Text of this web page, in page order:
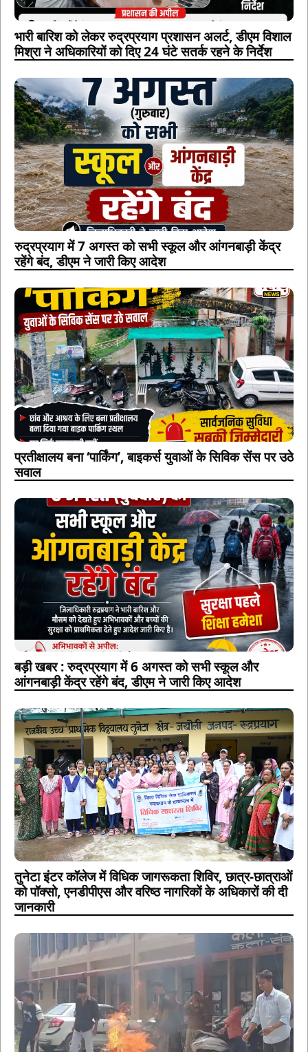
भारी बारिश को लेकर रुद्रप्रयाग प्रशासन अलर्ट, डीएम विशाल
मिश्रा ने अधिकारियों को दिए 24 घंटे सतर्क रहने के निर्देश
रुद्रप्रयाग में 7 अगस्त को सभी स्कूल और आंगनबाड़ी केंद्र
रहेंगे बंद, डीएम ने जारी किए आदेश
प्रतीक्षालय बना ‘पार्किंग’, बाइकर्स युवाओं के सिविक सेंस पर उठे
सवाल
बड़ी खबर : रुद्रप्रयाग में 6 अगस्त को सभी स्कूल और
आंगनबाड़ी केंद्र रहेंगे बंद, डीएम ने जारी किए आदेश
तुनेटा इंटर कॉलेज में विधिक जागरूकता शिविर, छात्र-छात्राओं
को पॉक्सो, एनडीपीएस और वरिष्ठ नागरिकों के अधिकारों की दी
जानकारी